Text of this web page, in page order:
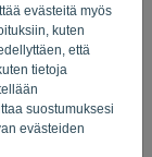
evästeitä myös
kuten
että
tietoja
suostumuksesi
evästeiden